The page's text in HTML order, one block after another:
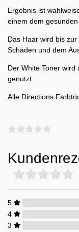
Ergebnis ist
einem dem
Das Haar wird bis
Schäden und dem
Der White Toner
genutzt.
Alle Directions
5
4
3